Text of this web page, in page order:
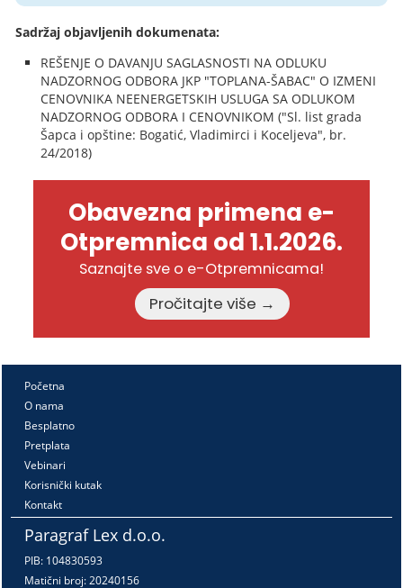
Sadržaj objavljenih dokumenata:
REŠENJE O DAVANJU SAGLASNOSTI NA ODLUKU
NADZORNOG ODBORA JKP "TOPLANA-ŠABAC" O IZMENI
CENOVNIKA NEENERGETSKIH USLUGA SA ODLUKOM
NADZORNOG ODBORA I CENOVNIKOM ("Sl. list grada
Šapca i opštine: Bogatić, Vladimirci i Koceljeva", br.
24/2018)
Obavezna primena e-
Otpremnica od 1.1.2026.
Saznajte sve o e-Otpremnicama!
Pročitajte više →
Početna
O nama
Besplatno
Pretplata
Vebinari
Korisnički kutak
Kontakt
Paragraf Lex d.o.o.
PIB: 104830593
Matični broj: 20240156